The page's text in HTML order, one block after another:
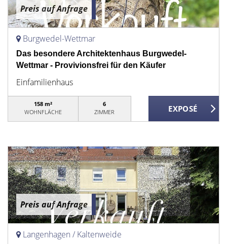
Preis auf Anfrage
Burgwedel-Wettmar
Das besondere Architektenhaus Burgwedel-
Wettmar - Provivionsfrei für den Käufer
Einfamilienhaus
158 m²
WOHNFLÄCHE
6
ZIMMER
Preis auf Anfrage
Langenhagen / Kaltenweide